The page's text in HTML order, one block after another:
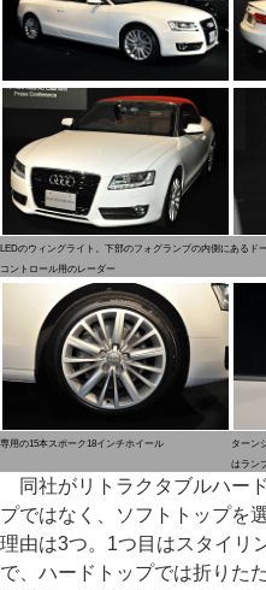
LEDのウィングライト。下部のフォグランプの内側にあるド
コントロール用のレーダー
専用の15本スポーク18インチホイール
ターン
はラン
同社がリトラクタブルハー
プではなく、ソフトトップを
理由は3つ。1つ目はスタイリ
で、ハードトップでは折りた